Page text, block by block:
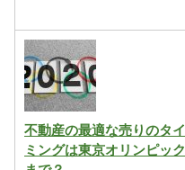
不動産の最適な売りのタイ
ミングは東京オリンピック